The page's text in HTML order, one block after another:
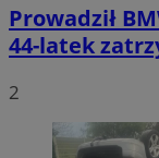
Prowadził
44-latek
2